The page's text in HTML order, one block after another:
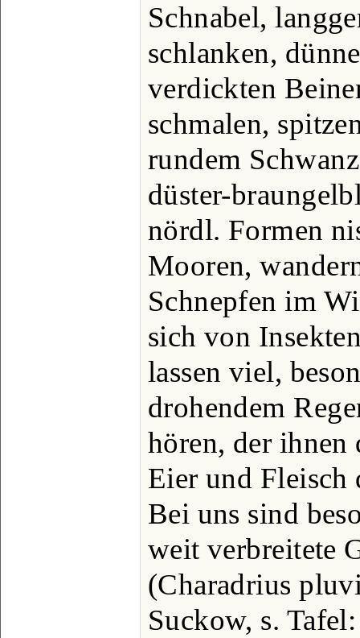
Schnabel,
schlanken,
verdickten
schmalen,
rundem
düster-
nördl. Formen
Mooren,
Schnepfen im
sich von
lassen viel,
drohendem
hören, der ihnen
Eier und
Bei uns sind
weit verbreitete
(Charadrius
Suckow, s.